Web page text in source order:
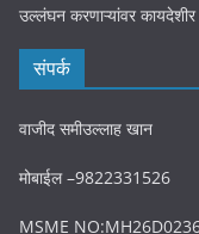
उल्लंघन करणाऱ्यांवर
संपर्क
वाजीद समीउल्लाह खान
मोबाईल –9822331526
MSME